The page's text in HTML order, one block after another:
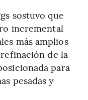
sostuvo que
incremental
más amplios
de la
para
pesadas y